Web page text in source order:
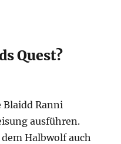
Quest?
Ranni
ausführen.
Halbwolf auch